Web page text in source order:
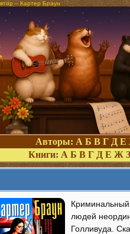
– Картер Браун
Авторы: А Б В Г Д Е
Книги: А Б В Г Д Е Ж З
Криминальный
людей
Голливуда.